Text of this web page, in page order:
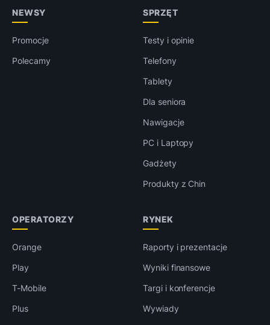
NEWSY
Promocje
Polecamy
SPRZĘT
Testy i opinie
Telefony
Tablety
Dla seniora
Nawigacje
PC i Laptopy
Gadżety
Produkty z Chin
OPERATORZY
Orange
Play
T-Mobile
Plus
RYNEK
Raporty i prezentacje
Wyniki finansowe
Targi i konferencje
Wywiady